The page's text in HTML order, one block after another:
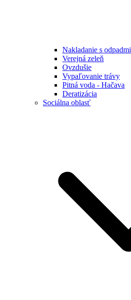
Nakladanie s odpadmi
Verejná zeleň
Ovzdušie
Vypaľovanie trávy
Pitná voda - Hačava
Deratizácia
Sociálna oblasť